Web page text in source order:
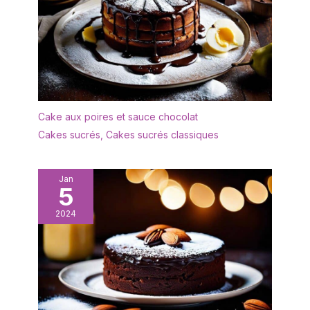
gâteau est ergonomique
pour une prise en main
confortable et une bonne
surface de préhension.
Facile à nettoyer : la
surface lisse a été polie
en plusieurs processus
les résidus alimentaires,
de sorte qu'elle peut
à la main et conserve
son éclat même après
des années d'utilisation,
elle passe au lave-
vaisselle et vous fait
gagner du temps et de
l'énergie dans la cuisine.
Utilisation polyvalente:
Ces pelles à tarte
conviennent aussi bien
Cake aux poires et sauce chocolat
Cakes sucrés Cakes sucrés classiques
Jan
5
2024